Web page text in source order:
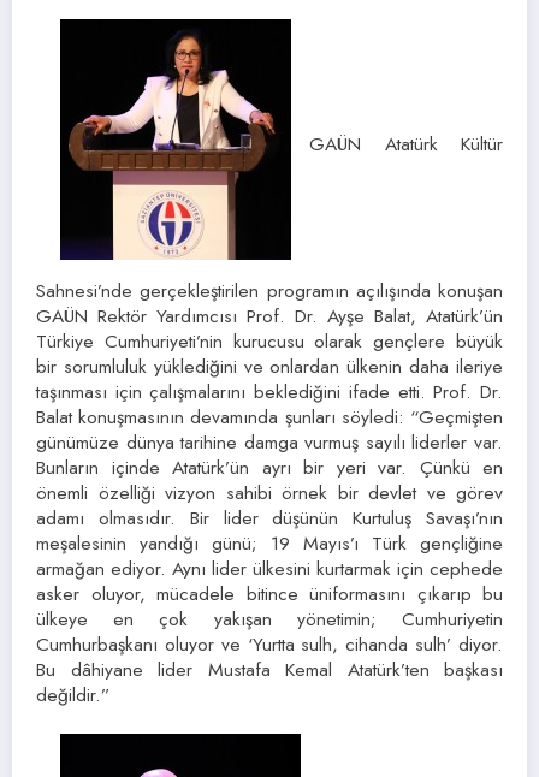
GAÜN Atatürk Kültür
Sahnesi’nde gerçekleştirilen programın açılışında konuşan
GAÜN Rektör Yardımcısı Prof. Dr. Ayşe Balat, Atatürk’ün
Türkiye Cumhuriyeti’nin kurucusu olarak gençlere büyük
bir sorumluluk yüklediğini ve onlardan ülkenin daha ileriye
taşınması için çalışmalarını beklediğini ifade etti. Prof. Dr.
Balat konuşmasının devamında şunları söyledi: “Geçmişten
günümüze dünya tarihine damga vurmuş sayılı liderler var.
Bunların içinde Atatürk’ün ayrı bir yeri var. Çünkü en
önemli özelliği vizyon sahibi örnek bir devlet ve görev
adamı olmasıdır. Bir lider düşünün Kurtuluş Savaşı’nın
meşalesinin yandığı günü; 19 Mayıs’ı Türk gençliğine
armağan ediyor. Aynı lider ülkesini kurtarmak için cephede
asker oluyor, mücadele bitince üniformasını çıkarıp bu
ülkeye en çok yakışan yönetimin; Cumhuriyetin
Cumhurbaşkanı oluyor ve ‘Yurtta sulh, cihanda sulh’ diyor.
Bu dâhiyane lider Mustafa Kemal Atatürk’ten başkası
değildir.”